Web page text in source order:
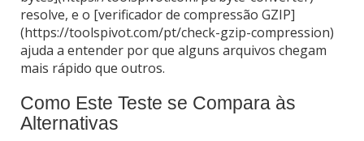
resolve, e o [verificador de compressão GZIP]
(https://toolspivot.com/pt/check-gzip-compression)
ajuda a entender por que alguns arquivos chegam
mais rápido que outros.
Como Este Teste se Compara às
Alternativas